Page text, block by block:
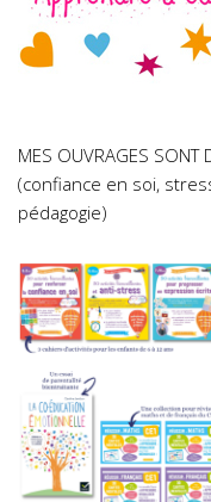
MES OUVRAGES SONT
(confiance en soi,
pédagogie)